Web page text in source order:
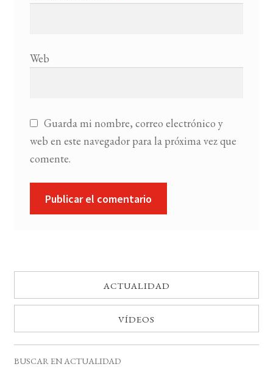
Web
Guarda mi nombre, correo electrónico y
web en este navegador para la próxima vez que
comente.
ACTUALIDAD
VÍDEOS
BUSCAR EN ACTUALIDAD